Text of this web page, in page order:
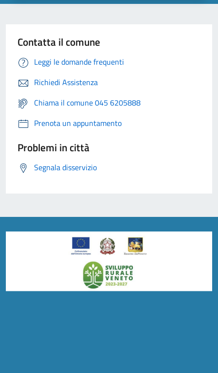
Contatta il comune
Leggi le domande frequenti
Richiedi Assistenza
Chiama il comune 045 6205888
Prenota un appuntamento
Problemi in città
Segnala disservizio